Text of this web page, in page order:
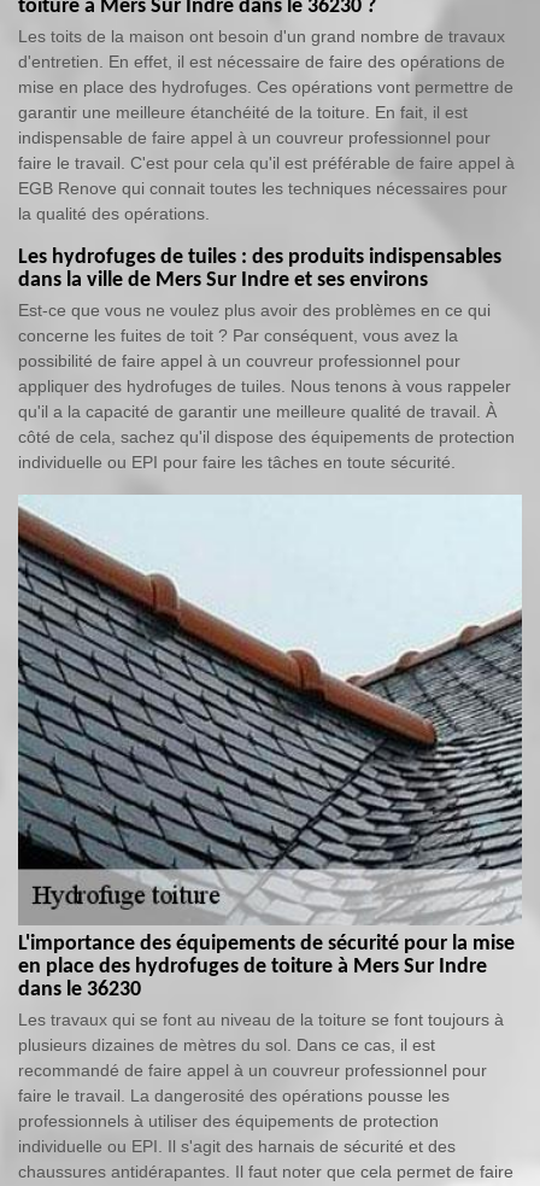
toiture à Mers Sur Indre dans le 36230 ?
Les toits de la maison ont besoin d'un grand nombre de travaux
d'entretien. En effet, il est nécessaire de faire des opérations de
mise en place des hydrofuges. Ces opérations vont permettre de
garantir une meilleure étanchéité de la toiture. En fait, il est
indispensable de faire appel à un couvreur professionnel pour
faire le travail. C'est pour cela qu'il est préférable de faire appel à
EGB Renove qui connait toutes les techniques nécessaires pour
la qualité des opérations.
Les hydrofuges de tuiles : des produits indispensables
dans la ville de Mers Sur Indre et ses environs
Est-ce que vous ne voulez plus avoir des problèmes en ce qui
concerne les fuites de toit ? Par conséquent, vous avez la
possibilité de faire appel à un couvreur professionnel pour
appliquer des hydrofuges de tuiles. Nous tenons à vous rappeler
qu'il a la capacité de garantir une meilleure qualité de travail. À
côté de cela, sachez qu'il dispose des équipements de protection
individuelle ou EPI pour faire les tâches en toute sécurité.
L'importance des équipements de sécurité pour la mise
en place des hydrofuges de toiture à Mers Sur Indre
dans le 36230
Les travaux qui se font au niveau de la toiture se font toujours à
plusieurs dizaines de mètres du sol. Dans ce cas, il est
recommandé de faire appel à un couvreur professionnel pour
faire le travail. La dangerosité des opérations pousse les
professionnels à utiliser des équipements de protection
individuelle ou EPI. Il s'agit des harnais de sécurité et des
chaussures antidérapantes. Il faut noter que cela permet de faire